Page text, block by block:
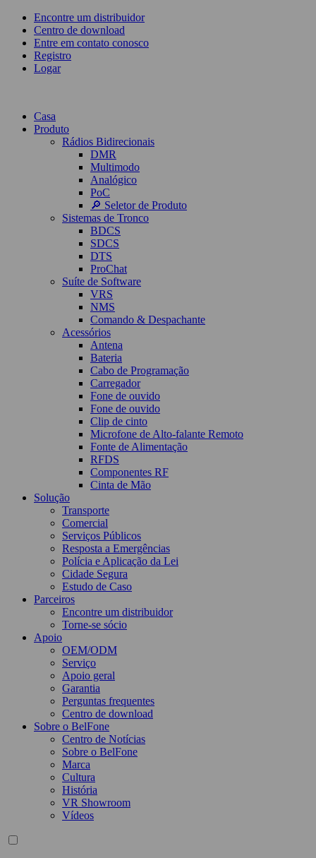
Encontre um distribuidor
Centro de download
Entre em contato conosco
Registro
Logar
Casa
Produto
Rádios Bidirecionais
DMR
Multimodo
Analógico
PoC
🔎 Seletor de Produto
Sistemas de Tronco
BDCS
SDCS
DTS
ProChat
Suíte de Software
VRS
NMS
Comando & Despachante
Acessórios
Antena
Bateria
Cabo de Programação
Carregador
Fone de ouvido
Fone de ouvido
Clip de cinto
Microfone de Alto-falante Remoto
Fonte de Alimentação
RFDS
Componentes RF
Cinta de Mão
Solução
Transporte
Comercial
Serviços Públicos
Resposta a Emergências
Polícia e Aplicação da Lei
Cidade Segura
Estudo de Caso
Parceiros
Encontre um distribuidor
Torne-se sócio
Apoio
OEM/ODM
Serviço
Apoio geral
Garantia
Perguntas frequentes
Centro de download
Sobre o BelFone
Centro de Notícias
Sobre o BelFone
Marca
Cultura
História
VR Showroom
Vídeos